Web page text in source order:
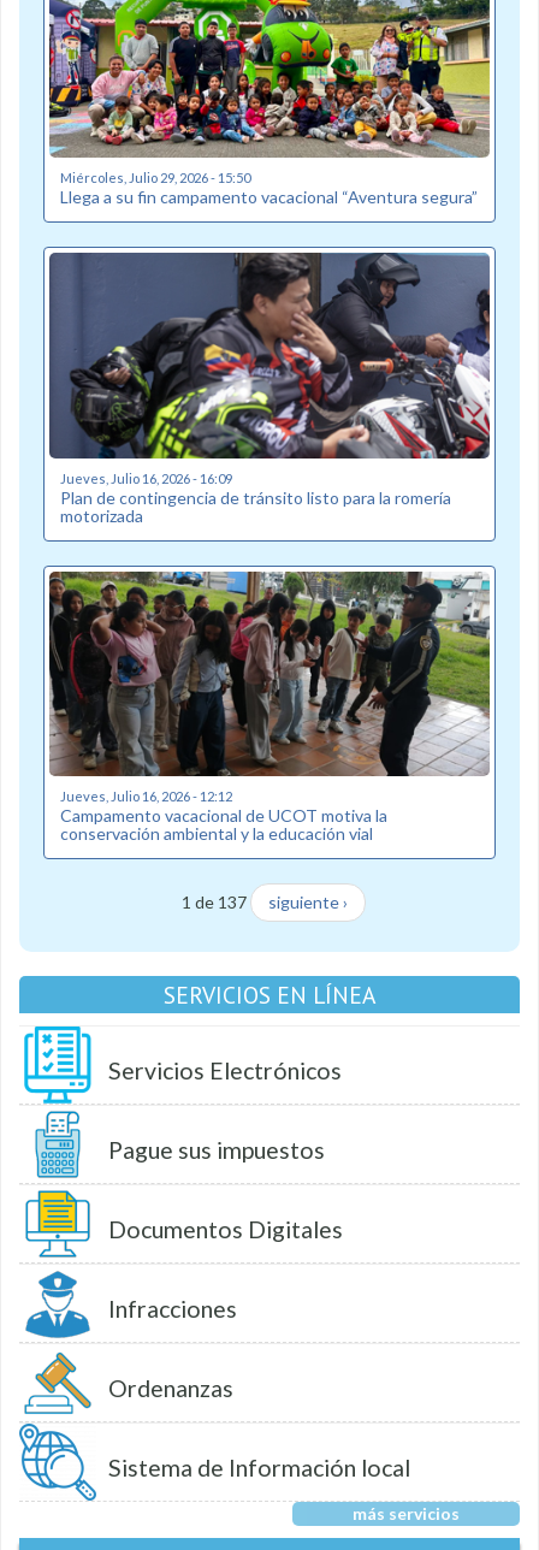
Miércoles, Julio 29, 2026 - 15:50
Llega a su fin campamento vacacional “Aventura segura”
Jueves, Julio 16, 2026 - 16:09
Plan de contingencia de tránsito listo para la romería
motorizada
Jueves, Julio 16, 2026 - 12:12
Campamento vacacional de UCOT motiva la
conservación ambiental y la educación vial
1 de 137 siguiente ›
SERVICIOS EN LÍNEA
Servicios Electrónicos
Pague sus impuestos
Documentos Digitales
Infracciones
Ordenanzas
Sistema de Información local
más servicios